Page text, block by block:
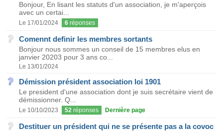
Bonjour, En lisant les statuts d'un association, je m'aperçois
avec un certai...
Le 17/01/2024 6 réponses
Comennt definir les membres sortants
Bonjour nous sommes un conseil de 15 membres elus en
janvier 20203 pour 3 ans co...
Le 13/01/2024
Démission président association loi 1901
Le president d'une association dont je suis secrétaire vient de
démissionner. Q...
Le 10/10/2023 52 réponses Dernière page
Destituer un président qui ne se présente pas a la covoc